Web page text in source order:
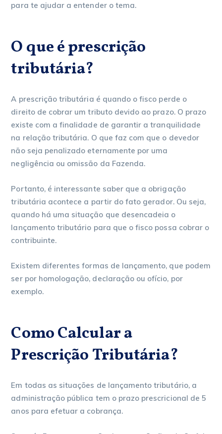
para te ajudar a entender o tema.
O que é prescrição
tributária?
A prescrição tributária é quando o fisco perde o
direito de cobrar um tributo devido ao prazo. O prazo
existe com a finalidade de garantir a tranquilidade
na relação tributária. O que faz com que o devedor
não seja penalizado eternamente por uma
negligência ou omissão da Fazenda.
Portanto, é interessante saber que a obrigação
tributária acontece a partir do fato gerador. Ou seja,
quando há uma situação que desencadeia o
lançamento tributário para que o fisco possa cobrar o
contribuinte.
Existem diferentes formas de lançamento, que podem
ser por homologação, declaração ou ofício, por
exemplo.
Como Calcular a
Prescrição Tributária?
Em todas as situações de lançamento tributário, a
administração pública tem o prazo prescricional de 5
anos para efetuar a cobrança.